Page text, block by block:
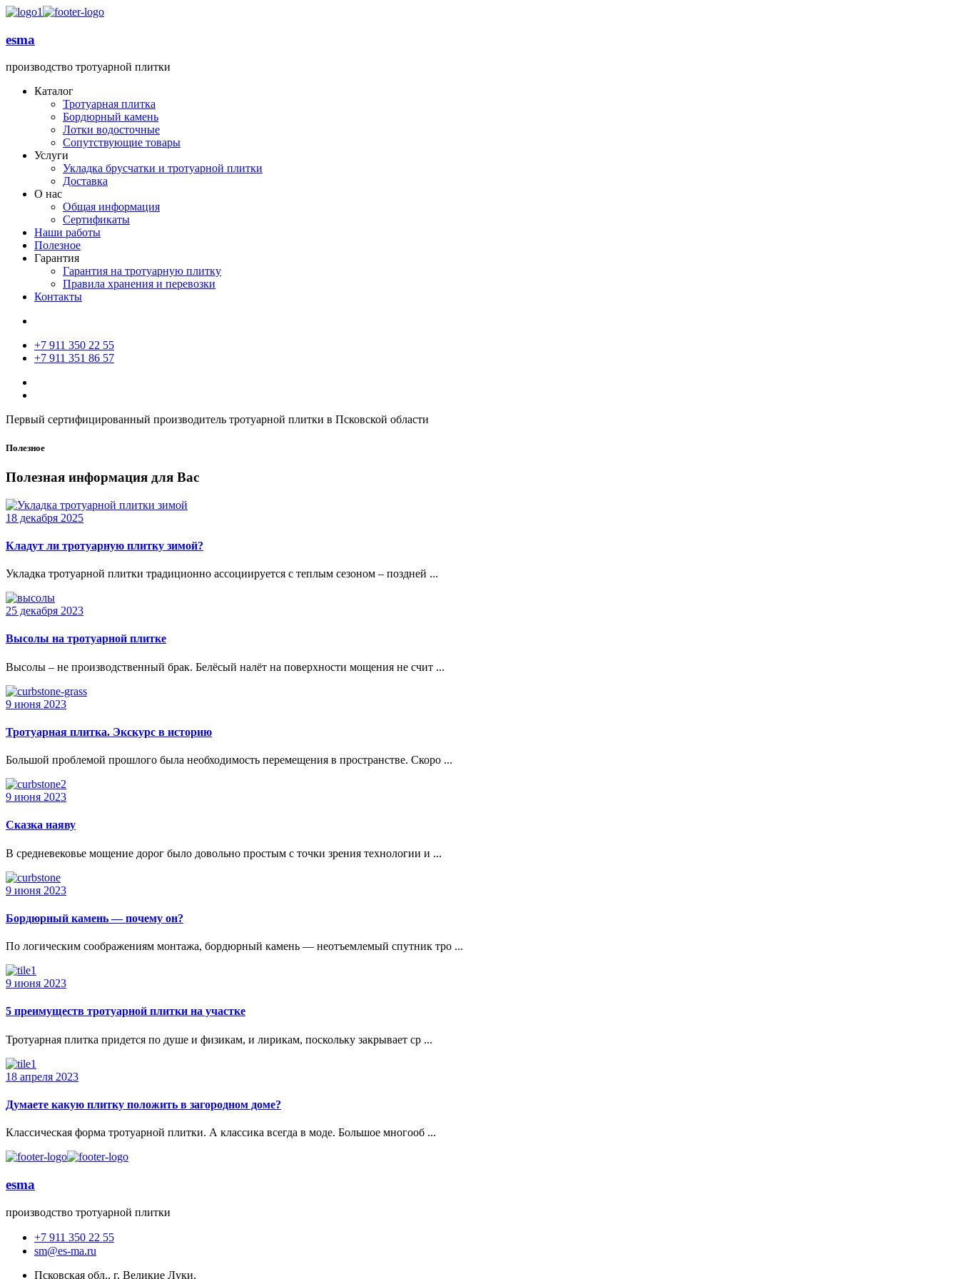
esma
производство тротуарной плитки
Каталог
Тротуарная плитка
Бордюрный камень
Лотки водосточные
Сопутствующие товары
Услуги
Укладка брусчатки и тротуарной плитки
Доставка
О нас
Общая информация
Сертификаты
Наши работы
Полезное
Гарантия
Гарантия на тротуарную плитку
Правила хранения и перевозки
Контакты
+7 911 350 22 55
+7 911 351 86 57
Первый сертифицированный производитель тротуарной плитки в Псковской области
Полезное
Полезная информация для Вас
18 декабря 2025
Кладут ли тротуарную плитку зимой?
Укладка тротуарной плитки традиционно ассоциируется с теплым сезоном – поздней ...
25 декабря 2023
Высолы на тротуарной плитке
Высолы – не производственный брак. Белёсый налёт на поверхности мощения не счит ...
9 июня 2023
Тротуарная плитка. Экскурс в историю
Большой проблемой прошлого была необходимость перемещения в пространстве. Скоро ...
9 июня 2023
Сказка наяву
В средневековье мощение дорог было довольно простым с точки зрения технологии и ...
9 июня 2023
Бордюрный камень — почему он?
По логическим соображениям монтажа, бордюрный камень — неотъемлемый спутник тро ...
9 июня 2023
5 преимуществ тротуарной плитки на участке
Тротуарная плитка придется по душе и физикам, и лирикам, поскольку закрывает ср ...
18 апреля 2023
Думаете какую плитку положить в загородном доме?
Классическая форма тротуарной плитки. А классика всегда в моде. Большое многооб ...
esma
производство тротуарной плитки
+7 911 350 22 55
sm@es-ma.ru
Псковская обл., г. Великие Луки,